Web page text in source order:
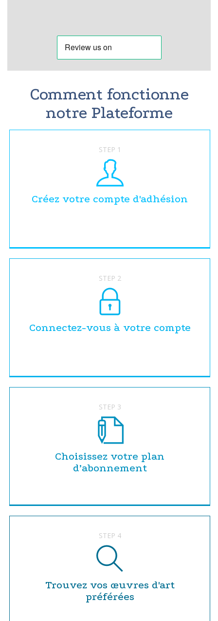
Comment fonctionne
notre Plateforme
STEP 1
Créez votre compte d'adhésion
STEP 2
Connectez-vous à votre compte
STEP 3
Choisissez votre plan
d’abonnement
STEP 4
Trouvez vos œuvres d'art
préférées